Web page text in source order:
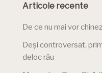
Articole recente
De ce nu mai vor
Deși controversat,
deloc rău